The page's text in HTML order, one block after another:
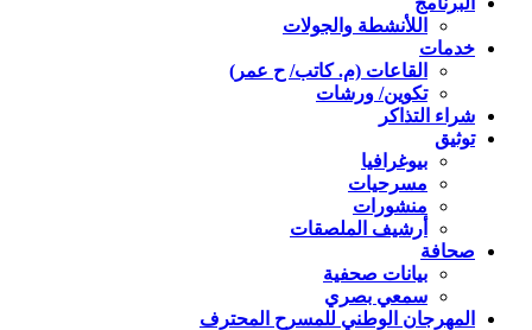
اللأنشطة والجولات
خدمات
القاعات (م. كاتب/ ح عمر)
تكوين/ ورشات
شراء التذاكر
توثيق
بيوغرافيا
مسرحيات
منشورات
أرشيف الملصقات
صحافة
بيانات صحفية
سمعي بصري
المهرجان الوطني للمسرح المحترف